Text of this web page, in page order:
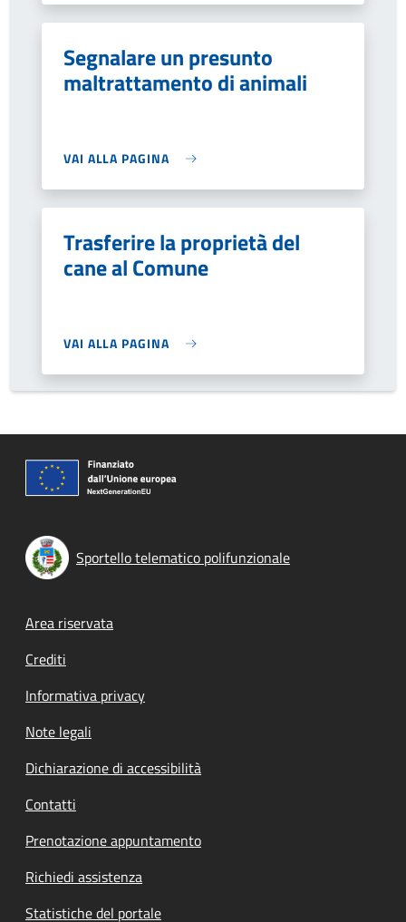
Segnalare un presunto
maltrattamento di animali
VAI ALLA PAGINA
Trasferire la proprietà del
cane al Comune
VAI ALLA PAGINA
Sportello telematico polifunzionale
Footer menu
Area riservata
Crediti
Informativa privacy
Note legali
Dichiarazione di accessibilità
Contatti
Prenotazione appuntamento
Richiedi assistenza
Statistiche del portale